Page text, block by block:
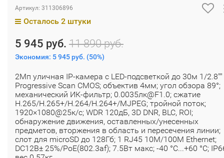
Артикул: 311306896
Осталось 2 штуки
5 945 руб. 11 890 руб.
Экономия: 5 945 руб. (50%)
2Мп уличная IP-камера с LED-подсветкой до 30м 1/2.8""
Progressive Scan CMOS; объектив 4мм; угол обзора 89°;
механический ИК-фильтр; 0.0035лк@F1.0; сжатие
H.265/H.265+/H.264/H.264+/MJPEG; тройной поток;
1920×1080@25к/с; WDR 120дБ, 3D DNR, BLC, ROI;
обнаружение движения, оставленных/унесенных
предметов, вторжения в область и пересечения линии;
слот для microSD до 128Гб; 1 RJ45 10M/100M Ethernet;
DC12В± 25%/PoE(802.3af); 7.5Вт макс; -40 °C...+60 °C;